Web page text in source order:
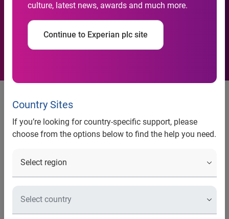
culture, latest news, awards and much more.
Continue to Experian plc site
Country Sites
If you’re looking for country-specific support, please
choose from the options below to find the help you need.
Experian lancia CrossCore, la
nuova piattaforma per prevenire il
rischio di frodi e proteggere i dati
personali
E’ il primo sistema operativo per il settore industriale, smart
e plug-and-play.
quelle di Experian o di terze parti in un unico spazio per una
miglior protezione dei clienti dalla minaccia di frode.